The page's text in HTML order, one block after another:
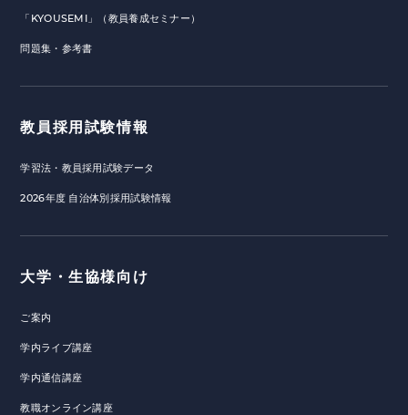
「KYOUSEMI」（教員養成セミナー）
問題集・参考書
教員採用試験情報
学習法・教員採用試験データ
2026年度 自治体別採用試験情報
大学・生協様向け
ご案内
学内ライブ講座
学内通信講座
教職オンライン講座